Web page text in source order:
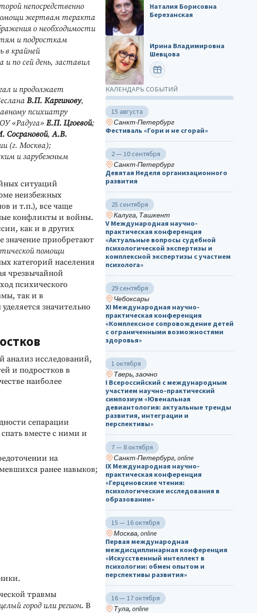
непосредственно
жертвам теракта
о необходимости
и подросткам
в крайней
по сей день, заставил
и продолжает
В.П. Каргинову,
психиатру
«Радуга»Е.П. Цгоевой;
, А.В.
(г. Москва);
и зарубежным
ситуаций
неизбежных
и т.п.), все чаще
конфликты и войны.
как и в других
значение приобретают
помощи
категорий населения
чрезвычайной
психического
так и в
значительно
анализ исследований,
и подростков в
наиболее
сепарации
вместе с ними и
на
ранее навыков;
травмы
город или регион. В
Наталия Борисовна
Березанская
Ирина Владимировна
Шевцова
ПОЗДРАВИТЬ
КАЛЕНДАРЬ СОБЫТИЙ
15 августа
Санкт-Петербург
Фестиваль «Гори и не сгорай»
2 — 10 сентября
Санкт-Петербург
Девятая Неделя организационного
развития
25 сентября
Калуга, Ташкент
V Международная научно-
практическая конференция
«Актуальные вопросы судебной
психологической экспертизы и
комплексной экспертизы с участием
психолога»
29 сентября
Чебоксары
ХΙ Международная научно-
практическая конференция
«Комплексное сопровождение детей
с ограниченными возможностями
здоровья»
1 октября
Тверь, заочно
I Всероссийский с международным
участием научно-практический
симпозиум «Ювенальная
девиантология: актуальные тренды
развития, интеграции и
перспективы»
7 — 8 октября
Санкт-Петербург, online
IX Международная научно-
практическая конференция
«Герценовские чтения:
психологические исследования в
образовании»
15 — 16 октября
Москва, online
Первая международная
междисциплинарная конференция
«Искусственный интеллект в
психологии: обмен опытом и
перспективы развития»
16 — 17 октября
Тула, online